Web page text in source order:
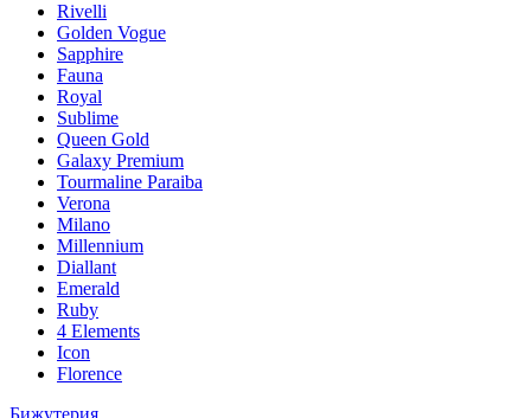
Rivelli
Golden Vogue
Sapphire
Fauna
Royal
Sublime
Queen Gold
Galaxy Premium
Tourmaline Paraiba
Verona
Milano
Millennium
Diallant
Emerald
Ruby
4 Elements
Icon
Florence